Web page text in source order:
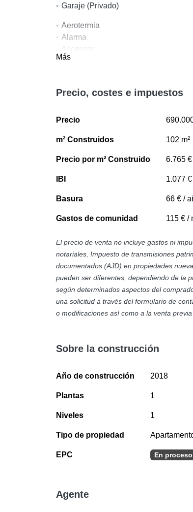
Garaje (Privado)
Aerotermia
Alarma
Ascensor
Cerca de playa / mar
Excelente estado
Parque infantil cercano
Terraza cubierta
Tiendas cerca
Vistas al jardín
Más
Precio, costes e impuestos
Precio
m² Construidos 102 m²
Precio por m² Construido 6.765 €
IBI 1.077
Basura 66 € /
Gastos de comunidad 115 € /
El precio de venta no incluye gastos ni
notariales, Impuesto de transmisiones
documentados (AJD) en propiedades
pueden ser diferentes, dependiendo de la
según determinados aspectos del
una solicitud a través del formulario de
o modificaciones así como a la venta
Sobre la construcción
Año de construcción 2018
Plantas 1
Niveles 1
Tipo de propiedad
EPC En proceso
Agente